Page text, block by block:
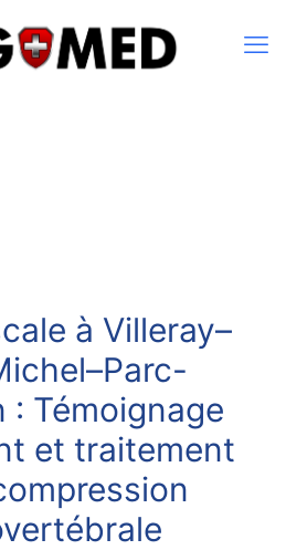
à Villeray–
: Témoignage
et traitement